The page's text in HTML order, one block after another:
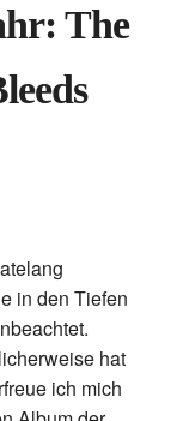
The
in den Tiefen
hat
ich mich